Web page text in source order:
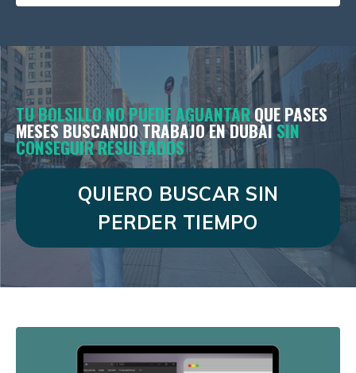
TU BOLSILLO NO PUEDE AGUANTARQUE PASES
MESES BUSCANDO TRABAJO EN DUBAISIN
CONSEGUIR RESULTADOS
QUIERO BUSCAR SIN
PERDER TIEMPO